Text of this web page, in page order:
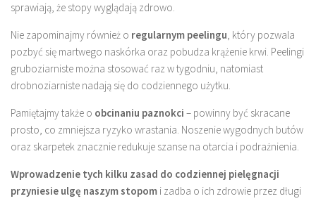
sprawiają, że stopy wyglądają zdrowo.
Nie zapominajmy również o regularnym peelingu, który pozwala
pozbyć się martwego naskórka oraz pobudza krążenie krwi. Peelingi
gruboziarniste można stosować raz w tygodniu, natomiast
drobnoziarniste nadają się do codziennego użytku.
Pamiętajmy także o obcinaniu paznokci – powinny być skracane
prosto, co zmniejsza ryzyko wrastania. Noszenie wygodnych butów
oraz skarpetek znacznie redukuje szanse na otarcia i podrażnienia.
Wprowadzenie tych kilku zasad do codziennej pielęgnacji
przyniesie ulgę naszym stopom i zadba o ich zdrowie przez długi